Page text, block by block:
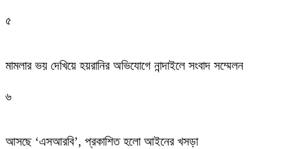
৫
মামলার ভয় দেখিয়ে হয়রানির অভিযোগে নান্দাইলে সংবাদ সম্মেলন
৬
আসছে ‘এসআরবি’, প্রকাশিত হলো আইনের খসড়া